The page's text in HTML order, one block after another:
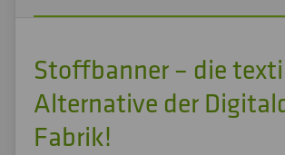
Stoffbanner – die
Alternative der
Fabrik!